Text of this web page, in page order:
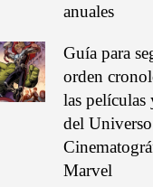
anuales
Guía para
orden
las películas
del Universo
Marvel